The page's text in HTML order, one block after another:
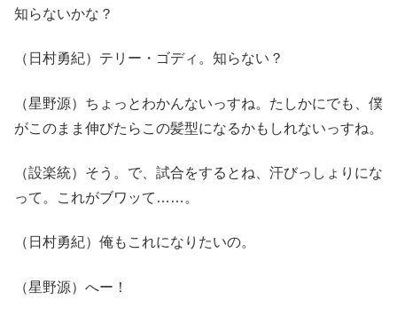
知らないかな？
（日村勇紀）テリー・ゴディ。知らない？
（星野源）ちょっとわかんないっすね。たしかにでも、僕
がこのまま伸びたらこの髪型になるかもしれないっすね。
（設楽統）そう。で、試合をするとね、汗びっしょりにな
って。これがブワッて……。
（日村勇紀）俺もこれになりたいの。
（星野源）へー！